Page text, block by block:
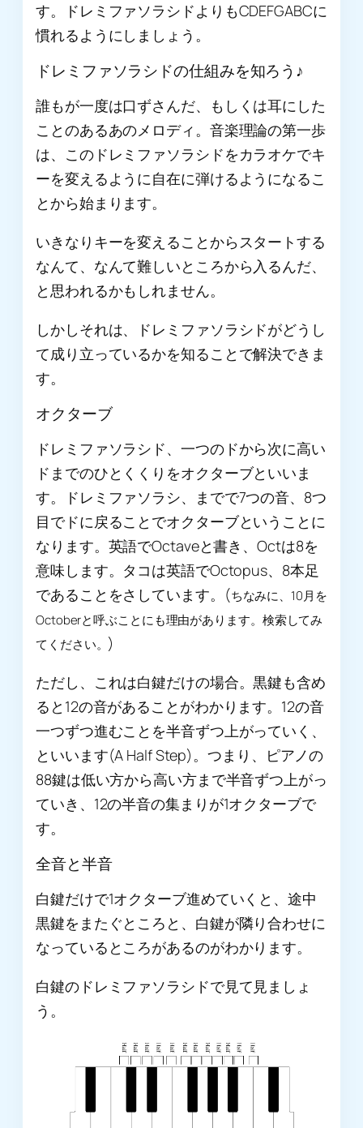
す。ドレミファソラシドよりもCDEFGABCに
慣れるようにしましょう。
ドレミファソラシドの仕組みを知ろう♪
誰もが一度は口ずさんだ、もしくは耳にした
ことのあるあのメロディ。音楽理論の第一歩
は、このドレミファソラシドをカラオケでキ
ーを変えるように自在に弾けるようになるこ
とから始まります。
いきなりキーを変えることからスタートする
なんて、なんて難しいところから入るんだ、
と思われるかもしれません。
しかしそれは、ドレミファソラシドがどうし
て成り立っているかを知ることで解決できま
す。
オクターブ
ドレミファソラシド、一つのドから次に高い
ドまでのひとくくりをオクターブといいま
す。ドレミファソラシ、までで7つの音、8つ
目でドに戻ることでオクターブということに
なります。英語でOctaveと書き、Octは8を
意味します。タコは英語でOctopus、8本足
であることをさしています。(ちなみに、10月を
Octoberと呼ぶことにも理由があります。検索してみ
てください。 )
ただし、これは白鍵だけの場合。黒鍵も含め
ると12の音があることがわかります。12の音
一つずつ進むことを半音ずつ上がっていく、
といいます(A Half Step)。つまり、ピアノの
88鍵は低い方から高い方まで半音ずつ上がっ
ていき、12の半音の集まりが1オクターブで
す。
全音と半音
白鍵だけで1オクターブ進めていくと、途中
黒鍵をまたぐところと、白鍵が隣り合わせに
なっているところがあるのがわかります。
白鍵のドレミファソラシドで見て見ましょ
う。